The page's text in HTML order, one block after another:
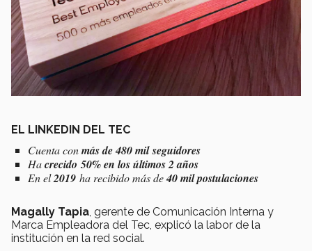
EL LINKEDIN DEL TEC
Cuenta conmás de 480 mil seguidores
Hacrecido 50% en los últimos 2 años
En el2019 ha recibido más de40 mil postulaciones
Magally Tapia, gerente de Comunicación Interna y
Marca Empleadora del Tec, explicó la labor de la
institución en la red social.